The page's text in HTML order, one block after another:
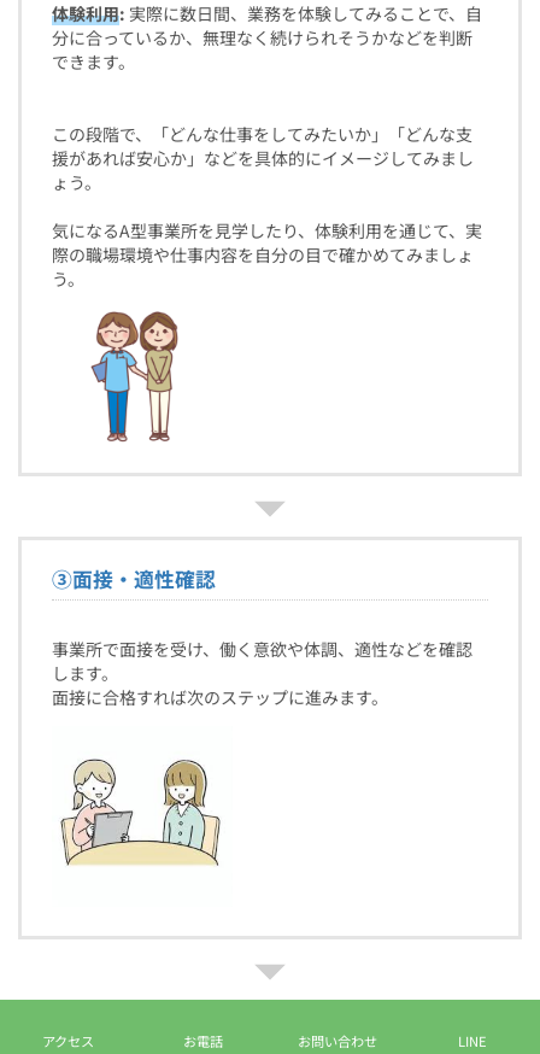
体験利用: 実際に数日間、業務を体験してみることで、自
分に合っているか、無理なく続けられそうかなどを判断
できます。
この段階で、「どんな仕事をしてみたいか」「どんな支
援があれば安心か」などを具体的にイメージしてみまし
ょう。
気になるA型事業所を見学したり、体験利用を通じて、実
際の職場環境や仕事内容を自分の目で確かめてみましょ
う。
③面接・適性確認
事業所で面接を受け、働く意欲や体調、適性などを確認
します。
面接に合格すれば次のステップに進みます。
④障害福祉サービス受給者証の申請
アクセス お電話 お問い合わせ LINE